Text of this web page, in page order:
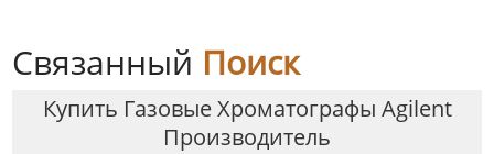
Связанный Поиск
Купить Газовые Хроматографы Agilent
Производитель